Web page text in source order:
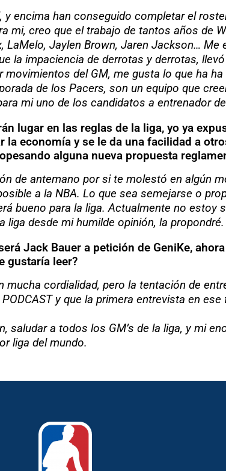
encima han conseguido completar el
mi, creo que el trabajo de tantos años de
Jaylen Brown, Jaren Jackson…
la impaciencia de derrotas y derrotas,
del GM, me gusta lo que ha
de los Pacers, son un equipo que
mi uno de los candidatos a entrenador
lugar en las reglas de la liga, yo ya
economía y se le da una facilidad a
alguna nueva propuesta
de antemano por si te molestó en algún
a la NBA. Lo que sea semejarse o
bueno para la liga. Actualmente no estoy
liga desde mi humilde opinión, la propondré.
Jack Bauer a petición de GeniKe,
gustaría leer?
cordialidad, pero la tentación de
y que la primera entrevista en
a todos los GM’s de la liga, y mi
liga del mundo.